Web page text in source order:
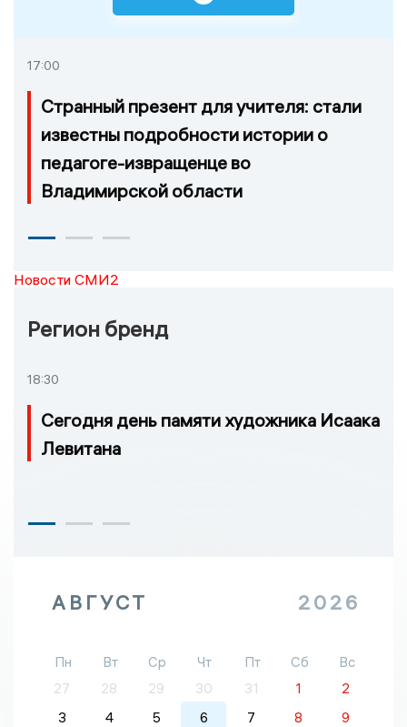
17:00
Странный презент для учителя: стали
известны подробности истории о
педагоге-извращенце во
Владимирской области
Новости СМИ2
Регион бренд
18:30
Сегодня день памяти художника Исаака
Левитана
АВГУСТ 2026
Пн Вт Ср Чт Пт Сб
Вс
27
28 29 30 31 1
2
3
4 5 6 7 8
9